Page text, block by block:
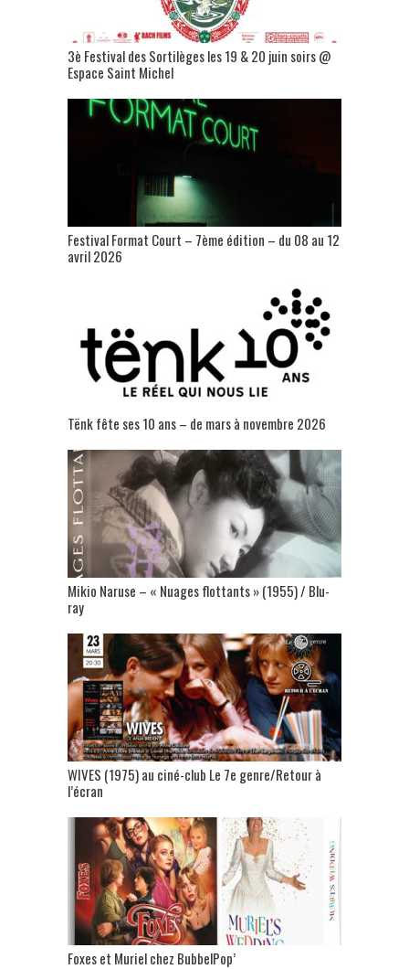
3è Festival des Sortilèges les 19 & 20 juin soirs @
Espace Saint Michel
Festival Format Court – 7ème édition – du 08 au 12
avril 2026
Tënk fête ses 10 ans – de mars à novembre 2026
Mikio Naruse – « Nuages flottants » (1955) / Blu-
ray
WIVES (1975) au ciné-club Le 7e genre/Retour à
l’écran
Foxes et Muriel chez BubbelPop’